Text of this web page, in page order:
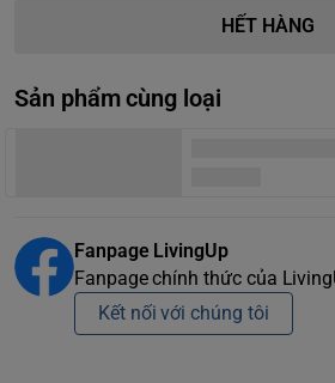
HẾT HÀNG
Sản phẩm cùng loại
Fanpage LivingUp
Fanpage chính thức của
Kết nối với chúng tôi